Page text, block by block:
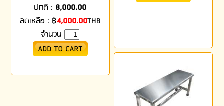
ปกติ :8,000.00
ลดเหลือ : ฿4,000.00THB
จำนวน